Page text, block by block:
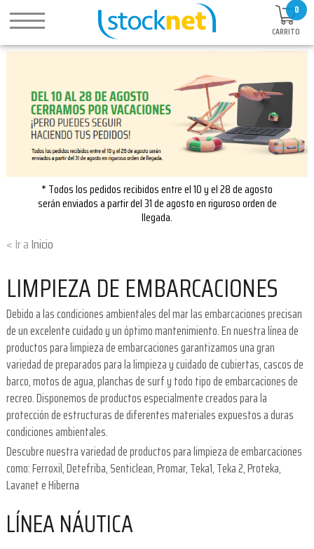
0
CARRITO
* Todos los pedidos recibidos entre el 10 y el 28 de agosto
serán enviados a partir del 31 de agosto en riguroso orden de
llegada.
Inicio
LIMPIEZA DE EMBARCACIONES
Debido a las condiciones ambientales del mar las embarcaciones precisan
de un excelente cuidado y un óptimo mantenimiento. En nuestra línea de
productos para limpieza de embarcaciones garantizamos una gran
variedad de preparados para la limpieza y cuidado de cubiertas, cascos de
barco, motos de agua, planchas de surf y todo tipo de embarcaciones de
recreo. Disponemos de productos especialmente creados para la
protección de estructuras de diferentes materiales expuestos a duras
condiciones ambientales.
Descubre nuestra variedad de productos para limpieza de embarcaciones
como: Ferroxil, Detefriba, Senticlean, Promar, Teka1, Teka 2, Proteka,
Lavanet e Hiberna
LÍNEA NÁUTICA